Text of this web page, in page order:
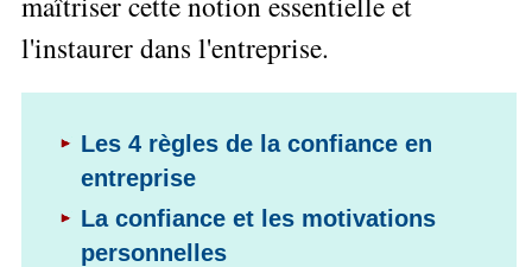
Managériale
La
articles
Innover
Gérer
le
La
du
Les
temps ?
un
stratège ?
Comment
devenir
Le
Big
Outils
décisionnels
articles
Entreprendre
»»»
▶
Gratuite
Formation
tableau
l'instaurer dans l'entreprise.
Les 4 règles de la confiance en
entreprise
La confiance et les motivations
personnelles